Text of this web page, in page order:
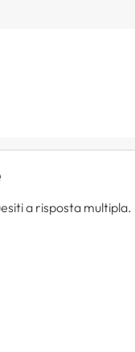
a risposta multipla.